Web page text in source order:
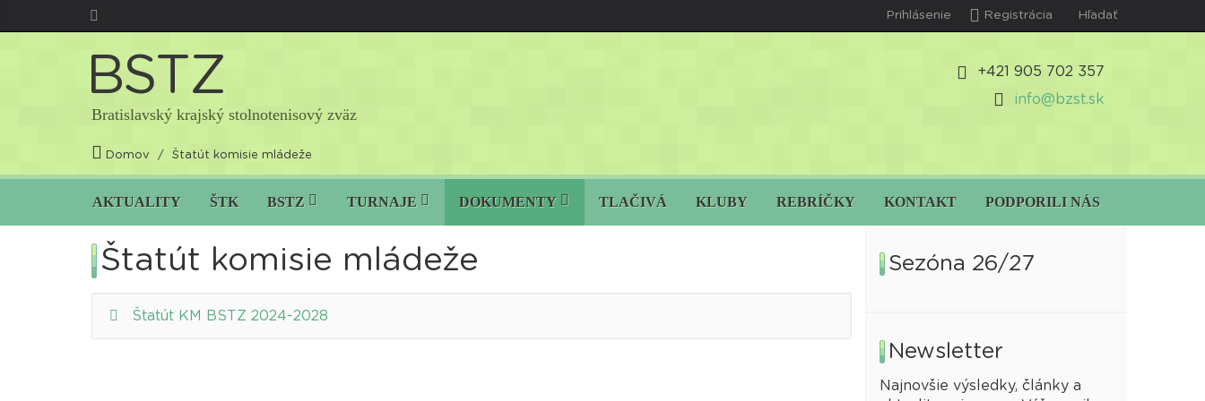
Prihlásenie Registrácia Hľadať
BS T Z
Bratislavský krajský stolnotenisový zväz
+421 905 702 357
info@bzst.sk
Domov Štatút komisie mládeže
AKTUALITY ŠTK BSTZ TURNAJE DOKUMENTY TLAČIVÁ KLUBY REBRÍČKY KONTAKT PODPORILI NÁS
Štatút komisie mládeže
Štatút KM BSTZ 2024-2028
Sezóna 26/27
Newsletter
Najnovšie výsledky, články a